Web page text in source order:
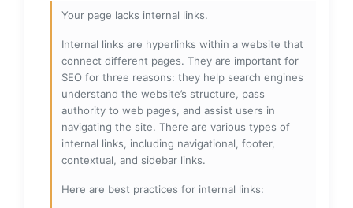
Your page lacks internal links.
Internal links are hyperlinks within a website that
connect different pages. They are important for
SEO for three reasons: they help search engines
understand the website’s structure, pass
authority to web pages, and assist users in
navigating the site. There are various types of
internal links, including navigational, footer,
contextual, and sidebar links.
Here are best practices for internal links: